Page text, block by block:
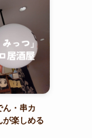
ん・串カ
楽しめる